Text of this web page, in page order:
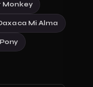
Monkey
Mi Alma